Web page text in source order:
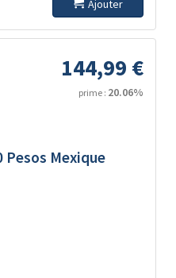
Ajouter
144,99 €
prime : 20.06%
Pesos Mexique